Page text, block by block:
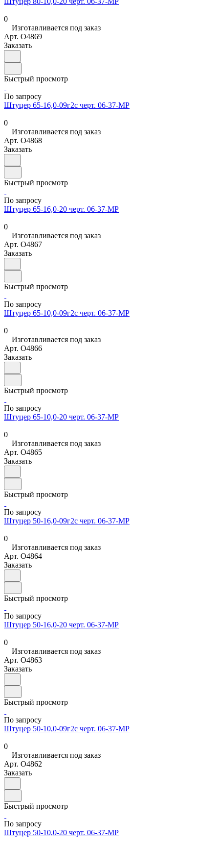
0
Изготавливается под заказ
Арт. O4869
Заказать
Быстрый просмотр
По запросу
Штуцер 65-16,0-09г2с черт. 06-37-МР
0
Изготавливается под заказ
Арт. O4868
Заказать
Быстрый просмотр
По запросу
Штуцер 65-16,0-20 черт. 06-37-МР
0
Изготавливается под заказ
Арт. O4867
Заказать
Быстрый просмотр
По запросу
Штуцер 65-10,0-09г2с черт. 06-37-МР
0
Изготавливается под заказ
Арт. O4866
Заказать
Быстрый просмотр
По запросу
Штуцер 65-10,0-20 черт. 06-37-МР
0
Изготавливается под заказ
Арт. O4865
Заказать
Быстрый просмотр
По запросу
Штуцер 50-16,0-09г2с черт. 06-37-МР
0
Изготавливается под заказ
Арт. O4864
Заказать
Быстрый просмотр
По запросу
Штуцер 50-16,0-20 черт. 06-37-МР
0
Изготавливается под заказ
Арт. O4863
Заказать
Быстрый просмотр
По запросу
Штуцер 50-10,0-09г2с черт. 06-37-МР
0
Изготавливается под заказ
Арт. O4862
Заказать
Быстрый просмотр
По запросу
Штуцер 50-10,0-20 черт. 06-37-МР